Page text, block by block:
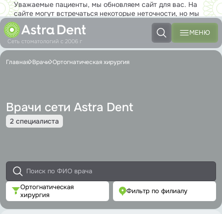
Уважаемые пациенты, мы обновляем сайт для вас. На
сайте могут встречаться некоторые неточности, но мы
работаем над тем, чтобы совсем скоро вы с
удовольствием могли пользоваться новым сайтом в полной
мере!
Сеть стоматологий с 2006 г
МЕНЮ
Главная Врачи Ортогнатическая хирургия
Врачи сети Astra Dent
2 специалиста
Ортогнатическая
хирургия
Фильтр по филиалу